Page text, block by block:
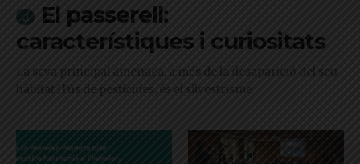
El passerell:
característiques i curiositats
La seva principal amenaça, a més de la desaparició del seu
hàbitat i l'ús de pesticides, és el silvestrisme